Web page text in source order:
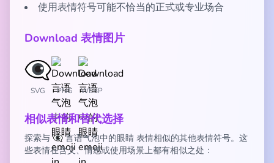
使用表情符号可能不恰当的正式或专业场合
Download 表情图片
SVG PNG WEBP
相似表情和替代选择
探索与 👁️‍🗨️ 言语气泡中的眼睛 表情相似的其他表情符号。这
些表情在含义、情感或使用场景上都有相似之处：